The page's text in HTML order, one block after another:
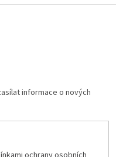
informace o nových